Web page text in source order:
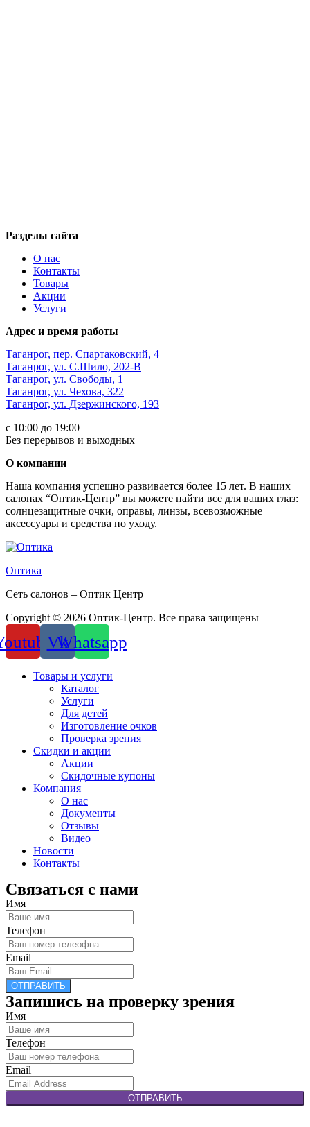
Разделы сайта
О нас
Контакты
Товары
Акции
Услуги
Адрес и время работы
Таганрог, пер. Спартаковский, 4
Таганрог, ул. С.Шило, 202-В
Таганрог, ул. Свободы, 1
Таганрог, ул. Чехова, 322
Таганрог, ул. Дзержинского, 193
с 10:00 до 19:00
Без перерывов и выходных
О компании
Наша компания успешно развивается более 15 лет. В наших
салонах “Оптик-Центр” вы можете найти все для ваших глаз:
солнцезащитные очки, оправы, линзы, всевозможные
аксессуары и средства по уходу.
Оптика
Сеть салонов – Оптик Центр
Copyright © 2026 Оптик-Центр. Все права защищены
VkWhatsapp
Товары и услуги
Каталог
Услуги
Для детей
Изготовление очков
Проверка зрения
Скидки и акции
Акции
Скидочные купоны
Компания
О нас
Документы
Отзывы
Видео
Новости
Контакты
Связаться с нами
Имя
Телефон
Email
ОТПРАВИТЬ
Запишись на проверку зрения
Имя
Телефон
Email
ОТПРАВИТЬ